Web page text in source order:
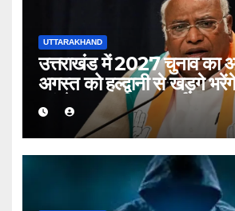
UTTARAKHAND
उत्तराखंड में 2027 चुनाव का
अगस्त को हल्द्वानी से खड़गे
कांग्रेस का शक्ति प्रदर्शन